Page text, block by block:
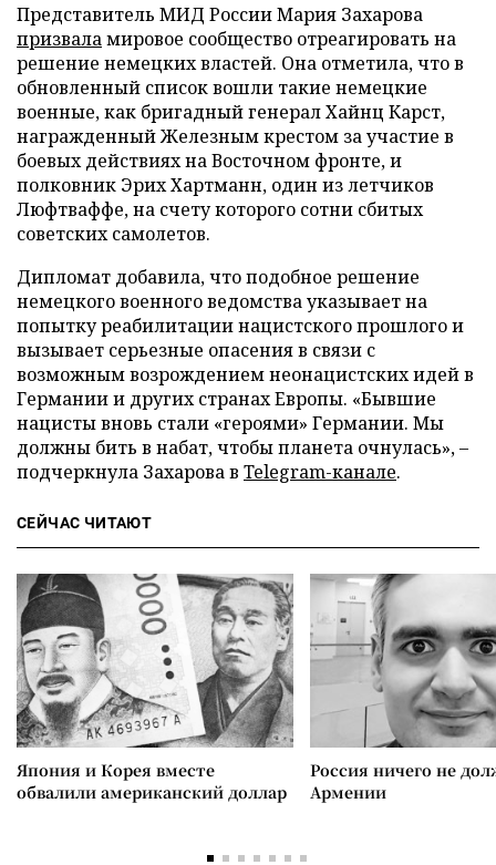
Представитель МИД России Мария Захарова
призваламировое сообщество отреагировать на
решение немецких властей. Она отметила, что в
обновленный список вошли такие немецкие
военные, как бригадный генерал Хайнц Карст,
награжденный Железным крестом за участие в
боевых действиях на Восточном фронте, и
полковник Эрих Хартманн, один из летчиков
Люфтваффе, на счету которого сотни сбитых
советских самолетов.
Дипломат добавила, что подобное решение
немецкого военного ведомства указывает на
попытку реабилитации нацистского прошлого и
вызывает серьезные опасения в связи с
возможным возрождением неонацистских идей в
Германии и других странах Европы. «Бывшие
нацисты вновь стали «героями» Германии. Мы
должны бить в набат, чтобы планета очнулась», –
подчеркнула Захарова в Telegram-канале.
СЕЙЧАС ЧИТАЮТ
Япония и Корея вместе
обвалили американский доллар
Россия ничего не
Армении